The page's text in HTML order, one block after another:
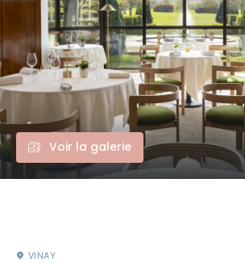
Voir la galerie
VINAY